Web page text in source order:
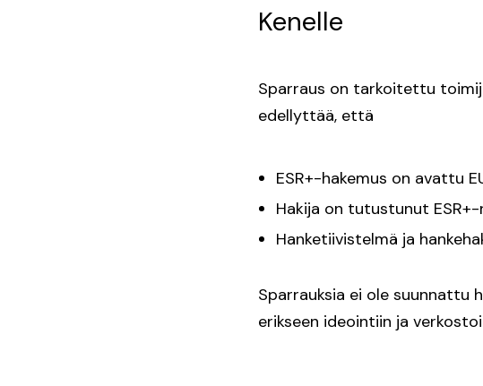
Kenelle
Sparraus on tarkoitettu
edellyttää, että
ESR+-hakemus on avattu
Hakija on tutustunut
Hanketiivistelmä ja
Sparrauksia ei ole suunnattu
erikseen ideointiin ja